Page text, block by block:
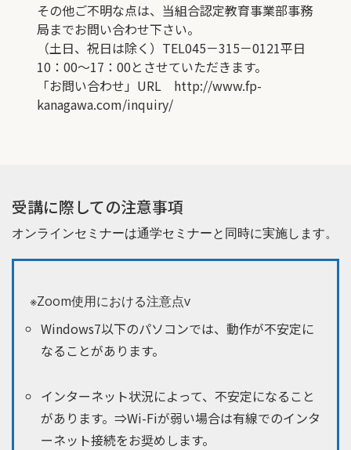
その他ご不明な点は、当組合認定教育事業部事務
局までお問い合わせ下さい。
（土日、祝日は除く）TEL045－315－0121平日
10：00〜17：00とさせていただきます。
「お問い合わせ」URL http://www.fp-
kanagawa.com/inquiry/
受講に際しての注意事項
オンラインセミナーは通学セミナーと同時に実施します。
※Zoom使用における注意点v
Windows7以下のパソコンでは、動作が不安定に
なることがあります。
インターネット状況によって、不安定になること
があります。⇒Wi-Fiが弱い場合は有線でのインタ
ーネット接続をお奨めします。